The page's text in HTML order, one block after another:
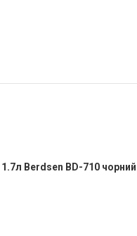
Berdsen BD-710 чорний